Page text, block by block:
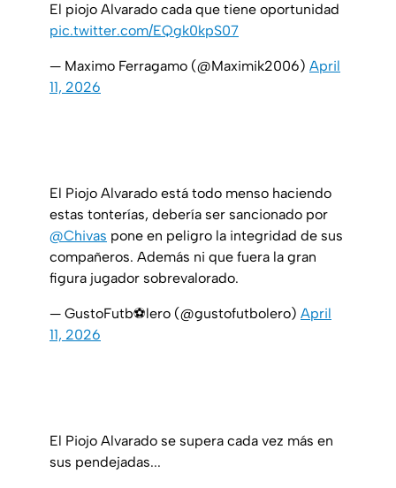
El piojo Alvarado cada que tiene oportunidad
pic.twitter.com/EQgk0kpS07
— Maximo Ferragamo (@Maximik2006) April
11, 2026
El Piojo Alvarado está todo menso haciendo
estas tonterías, debería ser sancionado por
@Chivas pone en peligro la integridad de sus
compañeros. Además ni que fuera la gran
figura jugador sobrevalorado.
— GustoFutb⚽️lero (@gustofutbolero) April
11, 2026
El Piojo Alvarado se supera cada vez más en
sus pendejadas...